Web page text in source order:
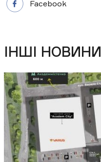
Facebook
ІНШІ НОВИНИ